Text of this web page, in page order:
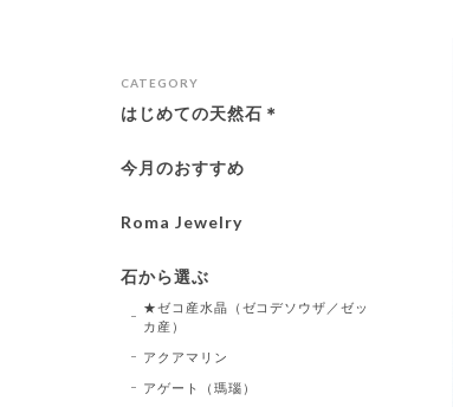
CATEGORY
はじめての天然石＊
今月のおすすめ
Roma Jewelry
石から選ぶ
★ゼコ産水晶（ゼコデソウザ／ゼッ
カ産）
アクアマリン
アゲート（瑪瑙）